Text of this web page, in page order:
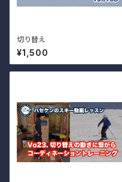
切り替え
¥1,500